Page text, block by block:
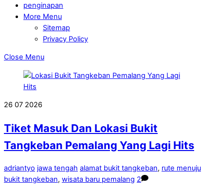
penginapan
More Menu
Sitemap
Privacy Policy
Close Menu
26 07 2026
Tiket Masuk Dan Lokasi Bukit
Tangkeban Pemalang Yang Lagi Hits
adriantyo jawa tengah alamat bukit tangkeban, rute menuju
bukit tangkeban, wisata baru pemalang 2